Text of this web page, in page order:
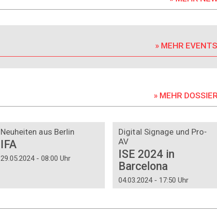
» MEHR
» MEHR
Neuheiten aus Berlin
IFA
29.05.2024 - 08:00 Uhr
Digital Signage und Pro-
AV
ISE 2024 in
Barcelona
04.03.2024 - 17:50 Uhr